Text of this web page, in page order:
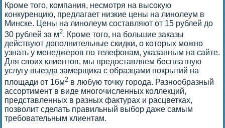
Кроме того, компания, несмотря на высокую
конкуренцию, предлагает низкие цены на линолеум в
Минске. Цены на линолеум составляют от 15 рублей до
30 рублей за м2. Кроме того, на большие заказы
действуют дополнительные скидки, о которых можно
узнать у менеджеров по телефонам, указанным на сайте.
Для своих клиентов, мы предоставляем бесплатную
услугу выезда замерщика с образцами покрытий на
площади от 16м2 в любую точку города. Разнообразный
ассортимент в виде многочисленных коллекций,
представленных в разных фактурах и расцветках,
позволит сделать правильный выбор даже самым
требовательным клиентам.